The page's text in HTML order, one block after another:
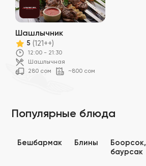
Шашлычник
5 (121++)
12:00 - 21:30
Шашлычная
280 сом
~800 сом
Популярные блюда
Бешбармак Блины
Боорсок,
баурсак